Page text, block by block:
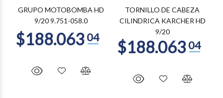
GRUPO MOTOBOMBA HD
9/20 9.751-058.0
TORNILLO DE CABEZA
CILINDRICA KARCHER HD
9/20